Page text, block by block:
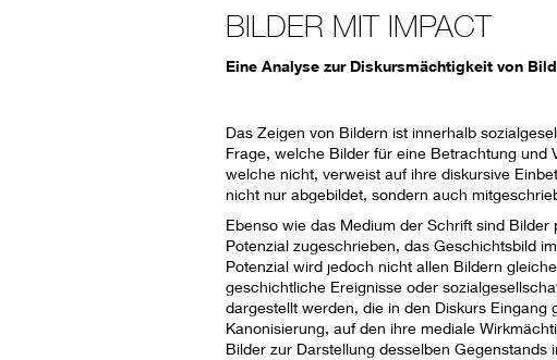
BILDER MIT IMPACT
Eine Analyse zur Diskursmächtigkeit von
Das Zeigen von Bildern ist innerhalb
Frage, welche Bilder für eine Betrachtung
welche nicht, verweist auf ihre diskursive
nicht nur abgebildet, sondern auch
Ebenso wie das Medium der Schrift sind
Potenzial zugeschrieben, das Geschichtsbild
Potenzial wird jedoch nicht allen Bildern
geschichtliche Ereignisse oder
dargestellt werden, die in den Diskurs
Kanonisierung, auf den ihre mediale
Bilder zur Darstellung desselben